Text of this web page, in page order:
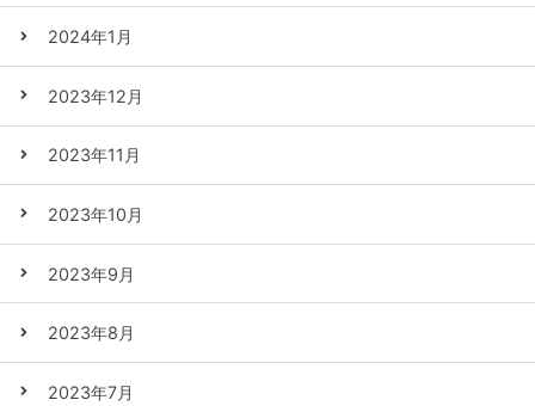
2024年1月
2023年12月
2023年11月
2023年10月
2023年9月
2023年8月
2023年7月